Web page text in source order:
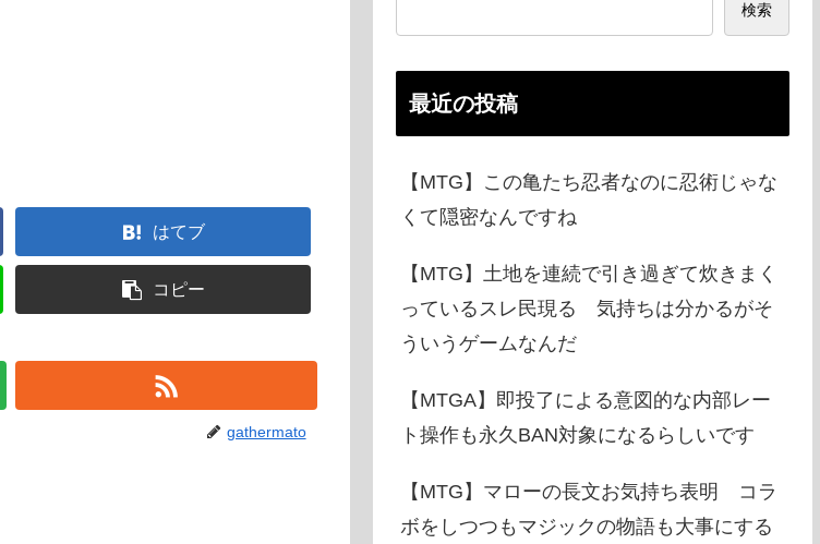
はてブ
コピー
gathermato
検索
最近の投稿
【MTG】この亀たち忍者なのに忍術じゃな
くて隠密なんですね
【MTG】土地を連続で引き過ぎて炊きまく
っているスレ民現る 気持ちは分かるがそ
ういうゲームなんだ
【MTGA】即投了による意図的な内部レー
ト操作も永久BAN対象になるらしいです
【MTG】マローの長文お気持ち表明 コラ
ボをしつつもマジックの物語も大事にする